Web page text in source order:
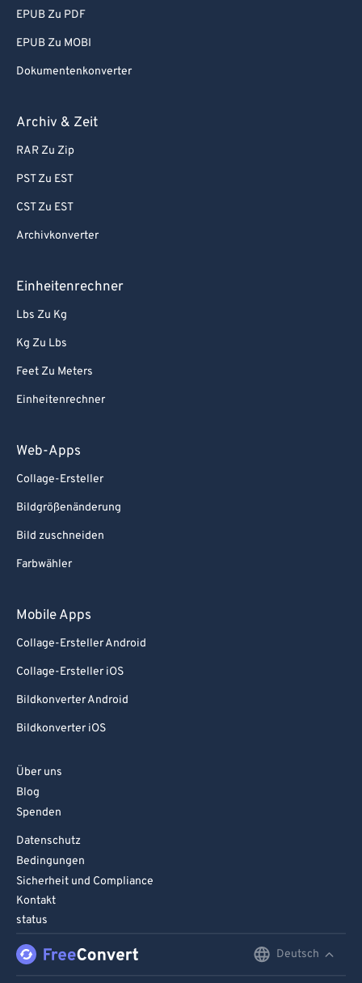
EPUB Zu PDF
EPUB Zu MOBI
Dokumentenkonverter
Archiv & Zeit
RAR Zu Zip
PST Zu EST
CST Zu EST
Archivkonverter
Einheitenrechner
Lbs Zu Kg
Kg Zu Lbs
Feet Zu Meters
Einheitenrechner
Web-Apps
Collage-Ersteller
Bildgrößenänderung
Bild zuschneiden
Farbwähler
Mobile Apps
Collage-Ersteller Android
Collage-Ersteller iOS
Bildkonverter Android
Bildkonverter iOS
Über uns
Blog
Spenden
Datenschutz
Bedingungen
Sicherheit und Compliance
Kontakt
status
Deutsch